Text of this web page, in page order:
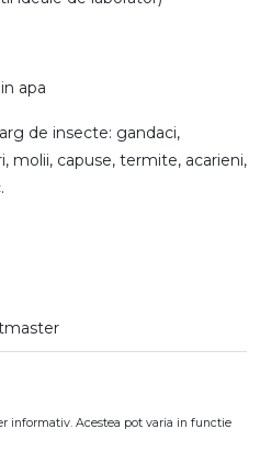
apa
de insecte: gandaci,
molii, capuse, termite, acarieni,
informativ. Acestea pot varia in functie